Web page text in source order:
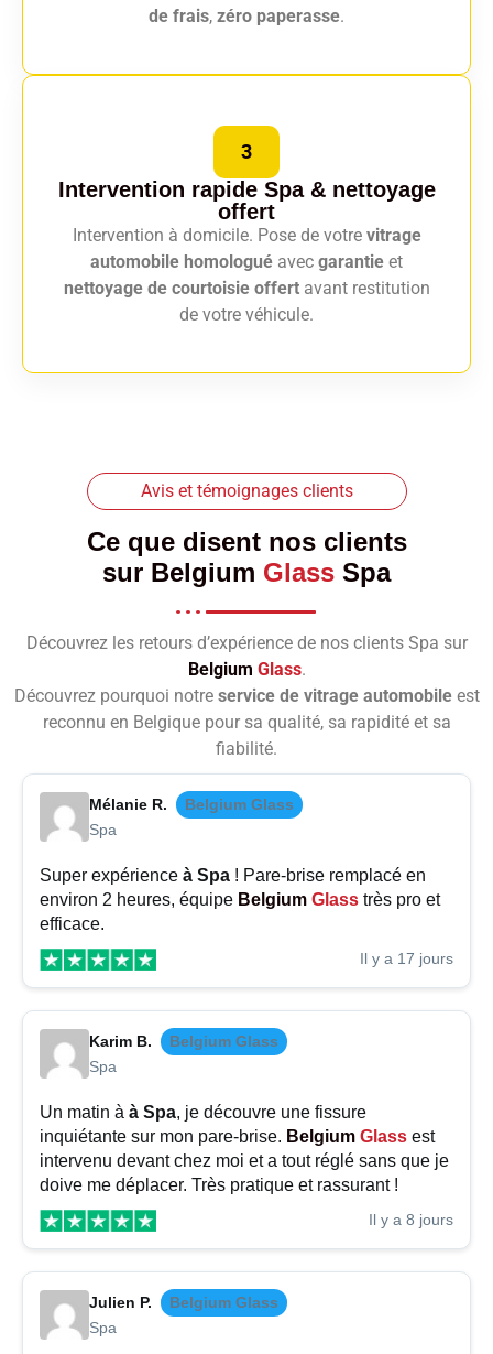
de frais, zéro paperasse.
3
Intervention rapide Spa & nettoyage
offert
Intervention à domicile. Pose de votre vitrage
automobile homologué avec garantie et
nettoyage de courtoisie offertavant restitution
de votre véhicule.
Avis et témoignages clients
Ce que disent nos clients
sur Belgium Glass Spa
Découvrez les retours d’expérience de nos clients Spa sur
Belgium Glass.
Découvrez pourquoi notre service de vitrage automobileest
reconnu en Belgique pour sa qualité, sa rapidité et sa
fiabilité.
Mélanie R.
Belgium Glass
Spa
Super expérience à Spa ! Pare-brise remplacé en
environ 2 heures, équipe Belgium Glass très pro et
efficace.
Il y a 17 jours
Karim B.
Belgium Glass
Spa
Un matin à à Spa, je découvre une fissure
inquiétante sur mon pare-brise. Belgium Glass est
intervenu devant chez moi et a tout réglé sans que je
doive me déplacer. Très pratique et rassurant !
Il y a 8 jours
Julien P.
Belgium Glass
Spa